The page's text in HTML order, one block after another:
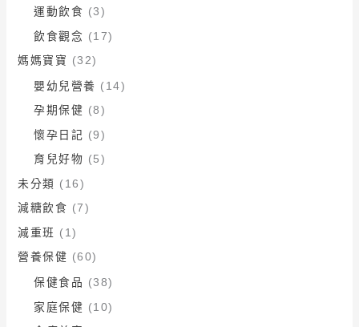
運動飲食 (3)
飲食觀念 (17)
媽媽寶寶 (32)
嬰幼兒營養 (14)
孕期保健 (8)
懷孕日記 (9)
育兒好物 (5)
未分類 (16)
減糖飲食 (7)
減重班 (1)
營養保健 (60)
保健食品 (38)
家庭保健 (10)